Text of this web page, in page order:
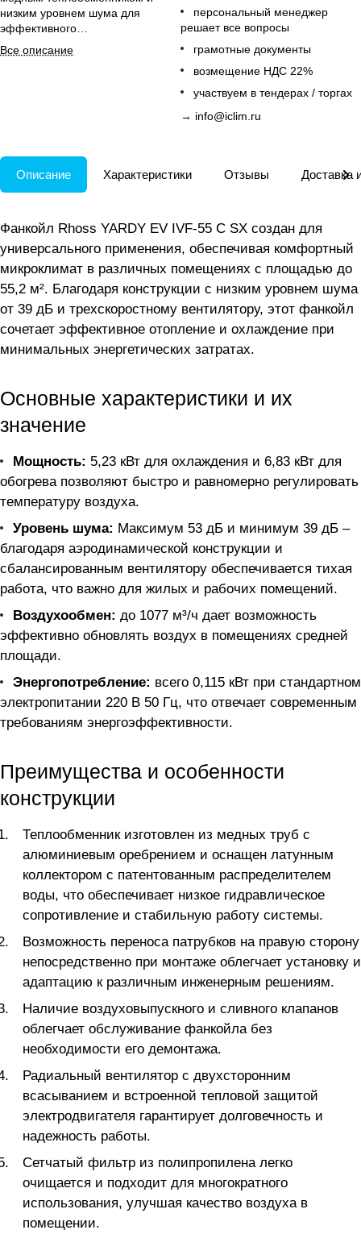
низким уровнем шума для
эффективного
кондиционирования и обогрева
помещений до 55 м².
Все описание
персональный менеджер
решает все вопросы
грамотные документы
возмещение НДС 22%
участвуем в тендерах / торгах
→ info@iclim.ru
Описание Характеристики Отзывы Доставка
Фанкойл Rhoss YARDY EV IVF-55 C SX создан для
универсального применения, обеспечивая комфортный
микроклимат в различных помещениях с площадью до
55,2 м². Благодаря конструкции с низким уровнем шума
от 39 дБ и трехскоростному вентилятору, этот фанкойл
сочетает эффективное отопление и охлаждение при
минимальных энергетических затратах.
Основные характеристики и их
значение
Мощность: 5,23 кВт для охлаждения и 6,83 кВт для
обогрева позволяют быстро и равномерно регулировать
температуру воздуха.
Уровень шума: Максимум 53 дБ и минимум 39 дБ –
благодаря аэродинамической конструкции и
сбалансированным вентилятору обеспечивается тихая
работа, что важно для жилых и рабочих помещений.
Воздухообмен: до 1077 м³/ч дает возможность
эффективно обновлять воздух в помещениях средней
площади.
Энергопотребление: всего 0,115 кВт при стандартном
электропитании 220 В 50 Гц, что отвечает современным
требованиям энергоэффективности.
Преимущества и особенности
конструкции
Теплообменник изготовлен из медных труб с
алюминиевым оребрением и оснащен латунным
коллектором с патентованным распределителем
воды, что обеспечивает низкое гидравлическое
сопротивление и стабильную работу системы.
Возможность переноса патрубков на правую сторону
непосредственно при монтаже облегчает установку и
адаптацию к различным инженерным решениям.
Наличие воздуховыпускного и сливного клапанов
облегчает обслуживание фанкойла без
необходимости его демонтажа.
Радиальный вентилятор с двухсторонним
всасыванием и встроенной тепловой защитой
электродвигателя гарантирует долговечность и
надежность работы.
Сетчатый фильтр из полипропилена легко
очищается и подходит для многократного
использования, улучшая качество воздуха в
помещении.